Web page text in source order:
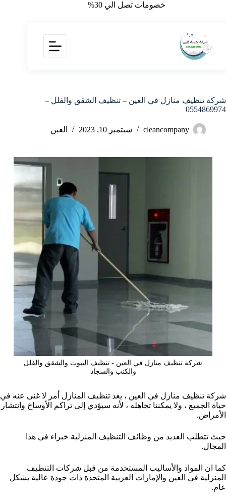
خصومات تصل الي 30%
شركة تنظيف منازل في العين – تنظيف الشقق والفلل –
0554869974
cleancompany سبتمبر 10, 2023 العين
شركة تنظيف منازل في العين - تنظيف البيوت والشقق والفلل
والكنب والسجاد
شركة تنظيف منازل في العين ، يعد تنظيف المنازل أمر لا غنى عنه في
حياة الجميع ، ولا يمكننا تجاهله ، لأنه سيؤدي إلى تراكم الأوساخ وانتشار
الأمراض.
حيث تتطلب العديد من وظائف التنظيف المنزلية خبراء في هذا
المجال.
كما ان المواد والأساليب المستخدمة من قبل شركات التنظيف
المنزلية في العين والإمارات العربية المتحدة ذات جودة عالية بشكل
عام.